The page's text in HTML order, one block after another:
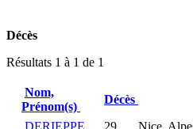
Décès
Résultats 1 à 1 de 1
Nom,
Prénom(s)
Décès
DERIEPPE
29
Nice,